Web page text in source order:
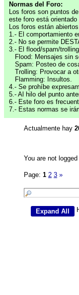
Normas del Foro:
Los foros son puntos
este foro está
Los foros están
1.- El comportamiento
2.- No se permite
3.- El flood/spam/
Flood: Mensajes sin
Spam: Posteo de
Trolling: Provocar a
Flamming: Insultos.
4.- Se prohíbe
5.- Al hilo del punto
6.- Este foro es
7.- Estas normas se
Actualmente hay
You are not
Page: 1 2 3 »